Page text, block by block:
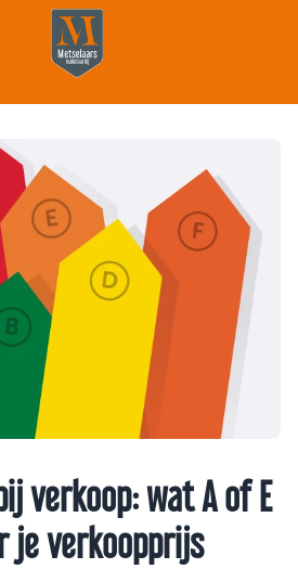
verkoop: wat A of E
je verkoopprijs